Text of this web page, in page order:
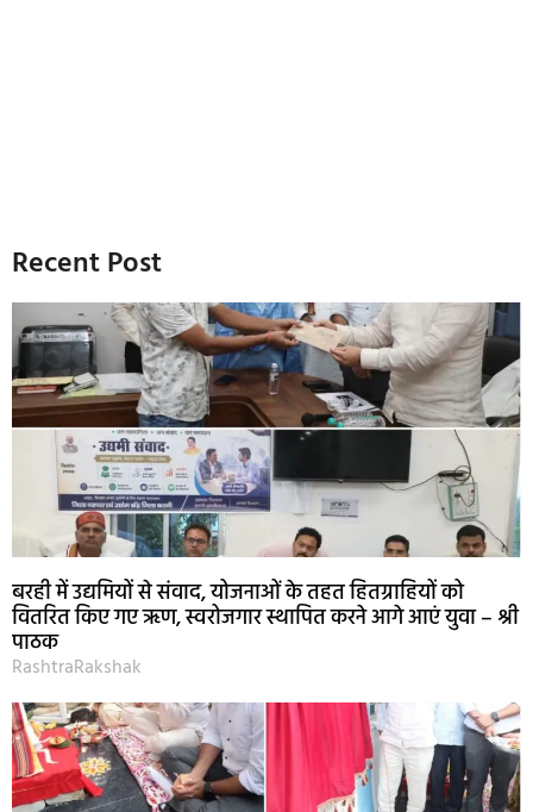
Recent Post
बरही में उद्यमियों से संवाद, योजनाओं के तहत हितग्राहियों को
वितरित किए गए ऋण, स्वरोजगार स्थापित करने आगे आएं युवा – श्री
पाठक
RashtraRakshak